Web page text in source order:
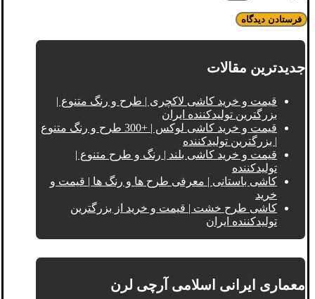
جدیدترین مقالات
قیمت و خرید کاشی لاکچری | طرح و رنگ متنوع |
بزرگترین تولیدکننده ایران
قیمت و خرید کاشی لوکس | +300 طرح و رنگ متنوع
| بزرگترین تولیدکننده
قیمت و خرید کاشی بلند | رنگ و طرح متنوع |
تولیدکننده
کاشی باستانی | معرفی طرح ها و رنگ ها | قیمت و
خرید
کاشی طرح خشت | قیمت و خرید از بزرگترین
تولیدکننده ایران
معماری ایرانی اسلامی آرچی لرن